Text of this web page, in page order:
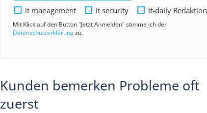
it management it security it-daily Redaktion
Mit Klick auf den Button "Jetzt Anmelden" stimme ich der
Datenschutzerklärungzu.
Kunden bemerken Probleme oft
zuerst